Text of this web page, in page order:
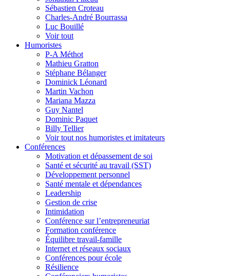
Sébastien Croteau
Charles-André Bourrassa
Luc Bouillé
Voir tout
Humoristes
P-A Méthot
Mathieu Gratton
Stéphane Bélanger
Dominick Léonard
Martin Vachon
Mariana Mazza
Guy Nantel
Dominic Paquet
Billy Tellier
Voir tout nos humoristes et imitateurs
Conférences
Motivation et dépassement de soi
Santé et sécurité au travail (SST)
Développement personnel
Santé mentale et dépendances
Leadership
Gestion de crise
Intimidation
Conférence sur l’entrepreneuriat
Formation conférence
Équilibre travail-famille
Internet et réseaux sociaux
Conférences pour école
Résilience